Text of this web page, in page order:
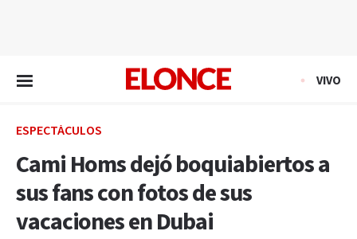
VIVO
ESPECTÁCULOS
Cami Homs dejó boquiabiertos a
sus fans con fotos de sus
vacaciones en Dubai